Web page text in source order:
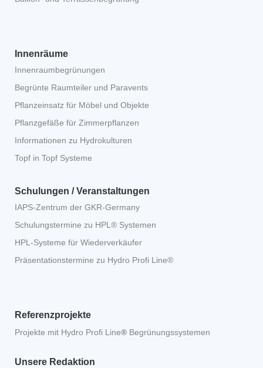
Innenraumbegrünungen
Begrünte Raumteiler und Paravents
Pflanzeinsatz für Möbel und Objekte
Pflanzgefäße für Zimmerpflanzen
Informationen zu Hydrokulturen
Topf in Topf Systeme
IAPS-Zentrum der GKR-Germany
Schulungstermine zu HPL® Systemen
HPL-Systeme für Wiederverkäufer
Präsentationstermine zu Hydro Profi Line®
Projekte mit Hydro Profi Line
Berichte über nachhaltige Begrünungen